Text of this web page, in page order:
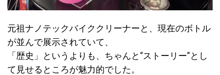
元祖ナノテックバイククリーナーと、現在のボトル
が並んで展示されていて、
「歴史」というよりも、ちゃんと“ストーリー”とし
て見せるところが魅力的でした。